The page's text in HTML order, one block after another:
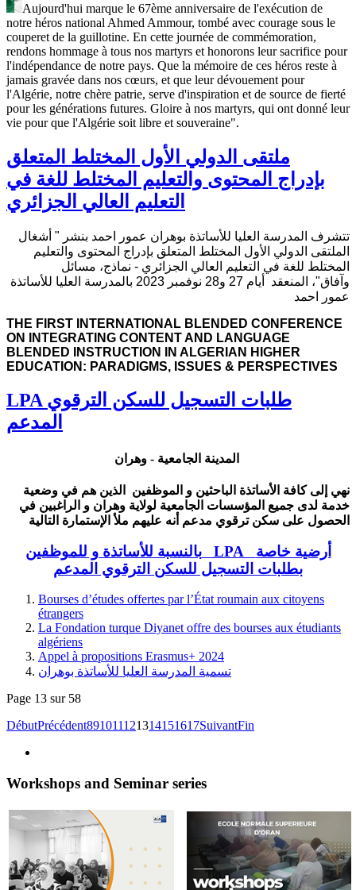
Aujourd'hui marque le 67ème anniversaire de l'exécution de
notre héros national Ahmed Ammour, tombé avec courage sous le
couperet de la guillotine. En cette journée de commémoration,
rendons hommage à tous nos martyrs et honorons leur sacrifice pour
l'indépendance de notre pays. Que la mémoire de ces héros reste à
jamais gravée dans nos cœurs, et que leur dévouement pour
l'Algérie, notre chère patrie, serve d'inspiration et de source de fierté
pour les générations futures. Gloire à nos martyrs, qui ont donné leur
vie pour que l'Algérie soit libre et souveraine".
ملتقى الدولي الأول المختلط المتعلق
بإدراج المحتوى والتعليم المختلط للغة في
التعليم العالي الجزائري
تتشرف المدرسة العليا للأساتذة بوهران عمور احمد بنشر " أشغال
الملتقى الدولي الأول المختلط المتعلق بإدراج المحتوى والتعليم
المختلط للغة في التعليم العالي الجزائري - نماذج، مسائل
وآفاق"، المنعقد أيام 27 و28 نوفمبر 2023 بالمدرسة العليا للأساتذة
عمور احمد
THE FIRST INTERNATIONAL BLENDED CONFERENCE
ON INTEGRATING CONTENT AND LANGUAGE
BLENDED INSTRUCTION IN ALGERIAN HIGHER
EDUCATION: PARADIGMS, ISSUES & PERSPECTIVES
LPA طلبات التسجيل للسكن الترقوي
المدعم
نهي إلى كافة الأساتذة الباحثين و الموظفين الذين هم في وضعية
خدمة لدى جميع المؤسسات الجامعية لولاية وهران و الراغبين في
الحصول على سكن ترقوي مدعم أنه عليهم ملأ الإستمارة التالية
بالنسبة للأساتذة و للموظفين LPA أرضية خاصة
بطلبات التسجيل للسكن الترقوي المدعم
Bourses d’études offertes par l’État roumain aux citoyens
étrangers
La Fondation turque Diyanet offre des bourses aux étudiants
algériens
Appel à propositions Erasmus+ 2024
تسمية المدرسة العليا للأساتذة بوهران
Page 13 sur 58
DébutPrécédent891011121314151617SuivantFin
Workshops and Seminar series